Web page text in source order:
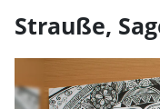
Strauße,